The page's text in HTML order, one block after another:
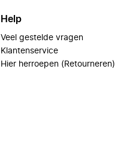
Help
Veel gestelde vragen
Klantenservice
Hier herroepen (Retourneren)